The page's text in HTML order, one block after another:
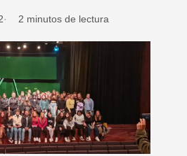
2 minutos de lectura